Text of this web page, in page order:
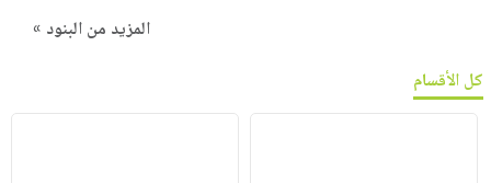
المزيد من البنود »
كل الأقسام